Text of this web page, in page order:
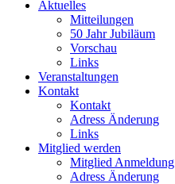
Aktuelles
Mitteilungen
50 Jahr Jubiläum
Vorschau
Links
Veranstaltungen
Kontakt
Kontakt
Adress Änderung
Links
Mitglied werden
Mitglied Anmeldung
Adress Änderung